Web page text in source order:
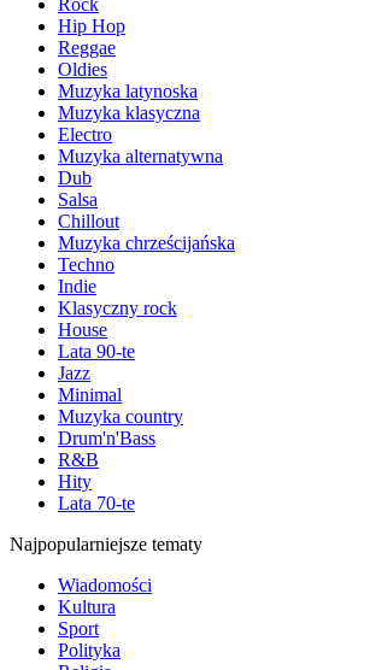
Rock
Hip Hop
Reggae
Oldies
Muzyka latynoska
Muzyka klasyczna
Electro
Muzyka alternatywna
Dub
Salsa
Chillout
Muzyka chrześcijańska
Techno
Indie
Klasyczny rock
House
Lata 90-te
Jazz
Minimal
Muzyka country
Drum'n'Bass
R&B
Hity
Lata 70-te
Najpopularniejsze tematy
Wiadomości
Kultura
Sport
Polityka